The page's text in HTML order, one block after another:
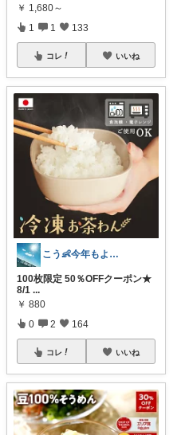
￥ 1,680～
1 1 133
コレ いいね
こう👶今年もよろしくお願いします🥹
100枚限定 50％OFFクーポン★
8/1 ...
￥ 880
0 2 164
コレ いいね